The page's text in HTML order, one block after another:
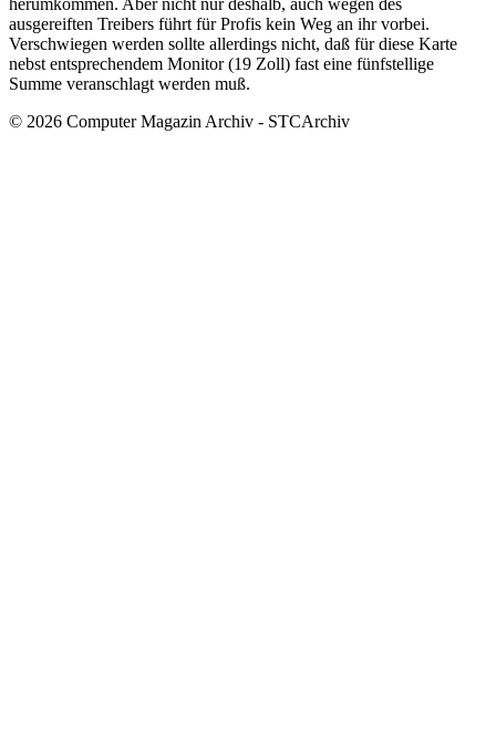
ausgereiften Treibers führt für Profis kein Weg an ihr vorbei.
Verschwiegen werden sollte allerdings nicht, daß für diese Karte
nebst entsprechendem Monitor (19 Zoll) fast eine fünfstellige
Summe veranschlagt werden muß.
© 2026 Computer Magazin Archiv - STCArchiv